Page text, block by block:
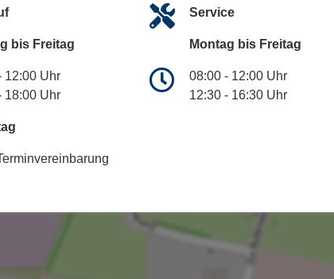
bis Freitag
12:00 Uhr
18:00 Uhr
Service
Montag bis Freitag
08:00 - 12:00 Uhr
12:30 - 16:30 Uhr